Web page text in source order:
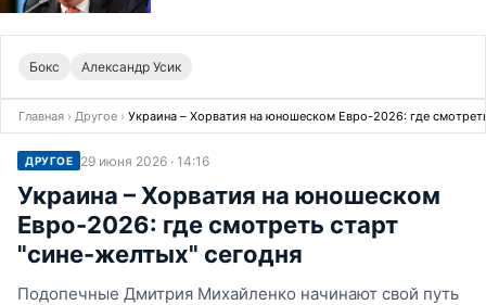
Бокс Александр Усик
Главная › Другое › Украина – Хорватия на юношеском Евро-2026: где
ДРУГОЕ 29 июня 2026 · 14:16
Украина – Хорватия на юношеском
Евро-2026: где смотреть старт
"сине-желтых" сегодня
Подопечные Дмитрия Михайленко начинают свой путь